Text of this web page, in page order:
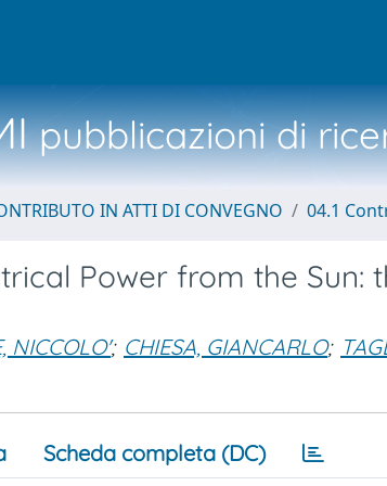
pubblicazioni di
IN ATTI DI CONVEGNO 04.1
Power from the Sun:
NICCOLO'; CHIESA, GIANCARLO;
Scheda completa (DC)